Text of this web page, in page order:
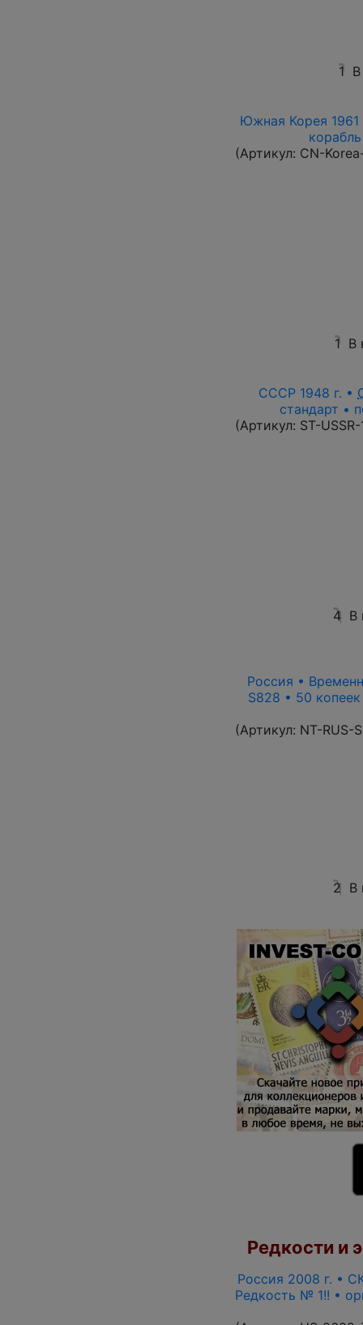
1
Южная Корея 1961
(Артикул: CN-
1 В
СССР 1948 г. •
стандарт •
(Артикул: ST-
4 В
Россия •
S828 • 50
(Артикул: NT-RUS-
2 В
Редкости и
Россия 2008 г. •
Редкость № 1!! •